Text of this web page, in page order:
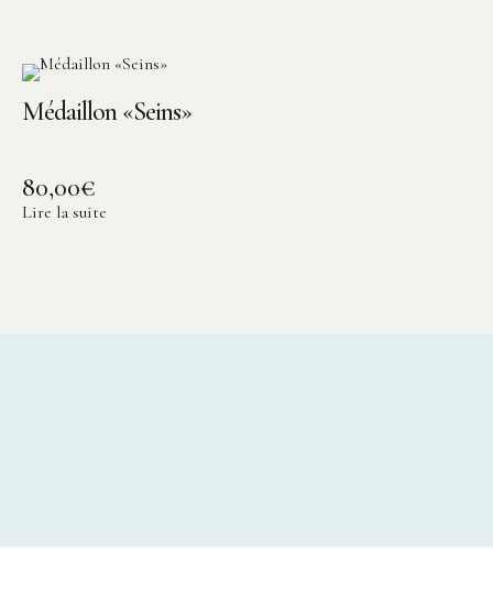
Médaillon «Seins»
80,00€
Lire la suite